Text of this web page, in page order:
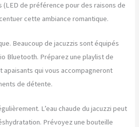
(LED de préférence pour des raisons de
cette ambiance romantique.
Beaucoup de jacuzzis sont équipés
Bluetooth. Préparez une playlist de
apaisants qui vous accompagneront
de détente.
L’eau chaude du jacuzzi peut
Prévoyez une bouteille